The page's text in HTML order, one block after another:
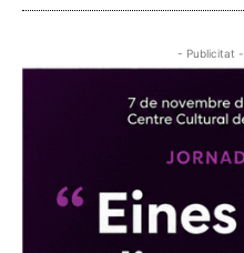
- Publicitat -